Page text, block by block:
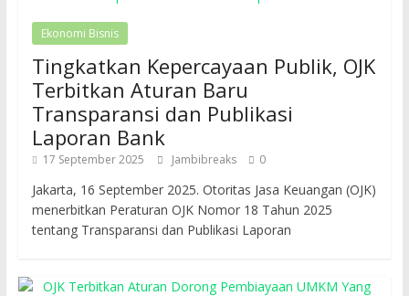
Ekonomi Bisnis
Tingkatkan Kepercayaan Publik, OJK
Terbitkan Aturan Baru
Transparansi dan Publikasi
Laporan Bank
17 September 2025 Jambibreaks 0
Jakarta, 16 September 2025. Otoritas Jasa Keuangan (OJK)
menerbitkan Peraturan OJK Nomor 18 Tahun 2025
tentang Transparansi dan Publikasi Laporan